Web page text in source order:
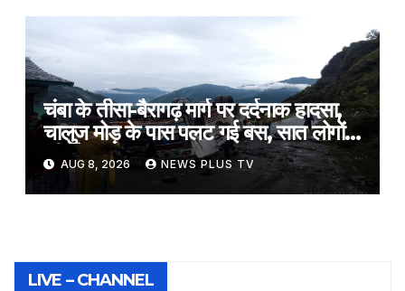
चंबा के तीसा-बैरागढ़ मार्ग पर दर्दनाक हादसा,
चालुज मोड़ के पास पलट गई बस, सात लोगों
की मौत​on August 8, 2026 at 4:18
am
AUG 8, 2026 NEWS PLUS TV
LIVE – CHANNEL